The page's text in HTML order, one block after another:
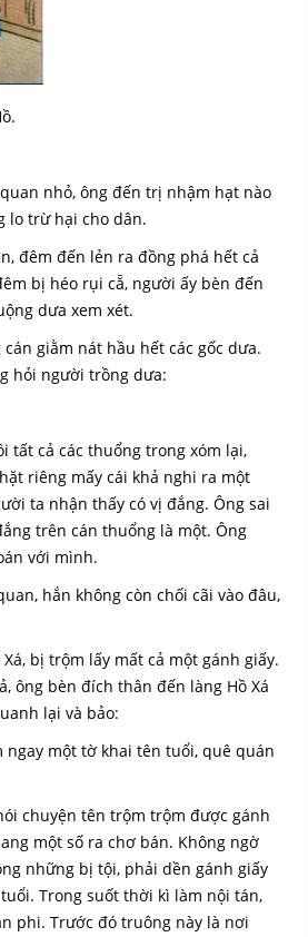
nhỏ, ông đến trị nhậm hạt nào
lo trừ hại cho dân.
đêm đến lẻn ra đồng phá hết cả
bị héo rụi cẵ, người ấy bèn đến
dưa xem xét.
giằm nát hầu hết các gốc dưa.
hỏi người trồng dưa:
tất cả các thuổng trong xóm lại,
riêng mấy cái khả nghi ra một
ta nhận thấy có vị đắng. Ông sai
trên cán thuổng là một. Ông
với mình.
hắn không còn chối cãi vào đâu,
bị trộm lấy mất cả một gánh giấy.
ông bèn đích thân đến làng Hồ Xá
lại và bảo:
ngay một tờ khai tên tuổi, quê quán
chuyện tên trộm trộm được gánh
một số ra chơ bán. Không ngờ
những bị tội, phải dền gánh giấy
Trong suốt thời kì làm nội tán,
phi. Trước đó truông này là nơi